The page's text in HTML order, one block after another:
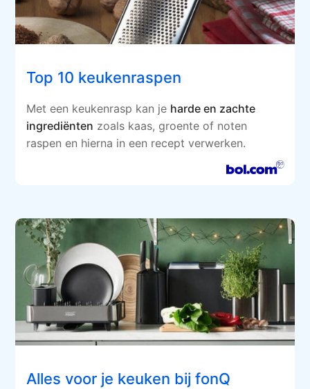
Top 10 keukenraspen
Met een keukenrasp kan je harde en zachte
ingrediënten zoals kaas, groente of noten
raspen en hierna in een recept verwerken.
Alles voor je keuken bij fonQ